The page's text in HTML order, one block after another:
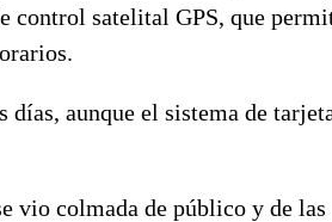
control satelital GPS, que
aunque el sistema de
vio colmada de público y de las